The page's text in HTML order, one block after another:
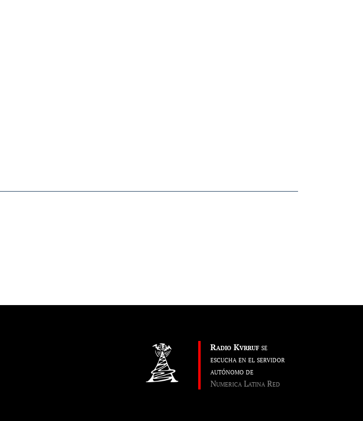
Radio Kvrrufse
escucha en el servidor
autónomo de
Numerica Latina Red